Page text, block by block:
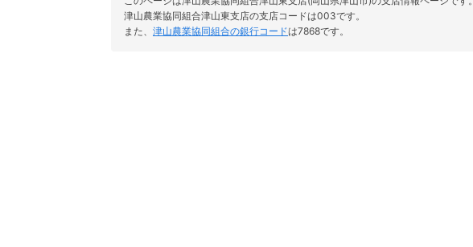
津山農業協同組合津山東支店の支店コードは003です。
また、 津山農業協同組合の銀行コードは7868です。